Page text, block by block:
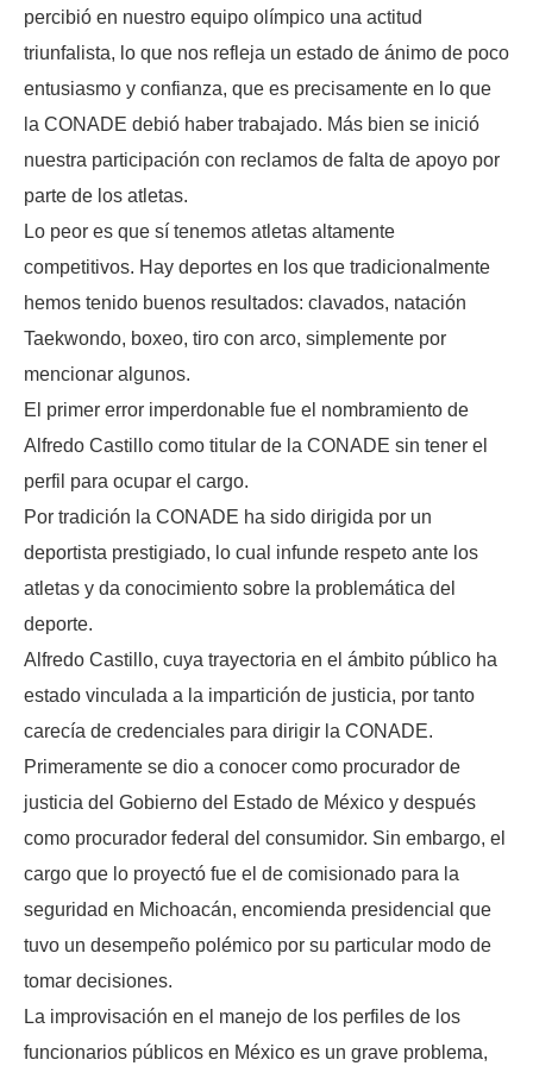
percibió en nuestro equipo olímpico una actitud
triunfalista, lo que nos refleja un estado de ánimo de poco
entusiasmo y confianza, que es precisamente en lo que
la CONADE debió haber trabajado. Más bien se inició
nuestra participación con reclamos de falta de apoyo por
parte de los atletas.
Lo peor es que sí tenemos atletas altamente
competitivos. Hay deportes en los que tradicionalmente
hemos tenido buenos resultados: clavados, natación
Taekwondo, boxeo, tiro con arco, simplemente por
mencionar algunos.
El primer error imperdonable fue el nombramiento de
Alfredo Castillo como titular de la CONADE sin tener el
perfil para ocupar el cargo.
Por tradición la CONADE ha sido dirigida por un
deportista prestigiado, lo cual infunde respeto ante los
atletas y da conocimiento sobre la problemática del
deporte.
Alfredo Castillo, cuya trayectoria en el ámbito público ha
estado vinculada a la impartición de justicia, por tanto
carecía de credenciales para dirigir la CONADE.
Primeramente se dio a conocer como procurador de
justicia del Gobierno del Estado de México y después
como procurador federal del consumidor. Sin embargo, el
cargo que lo proyectó fue el de comisionado para la
seguridad en Michoacán, encomienda presidencial que
tuvo un desempeño polémico por su particular modo de
tomar decisiones.
La improvisación en el manejo de los perfiles de los
funcionarios públicos en México es un grave problema,